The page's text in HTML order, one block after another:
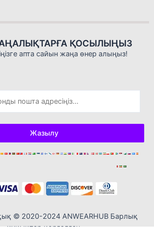
ҚОСЫЛЫҢЫЗ
апта сайын жаңа өнер алыңыз!
Жазылу
© 2020-2024 ANWEARHUB Барлық
құқықтар қорғалған.